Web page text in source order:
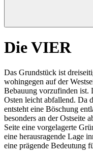
Die VIER
Das Grundstück ist
wohingegen auf der
Bebauung vorzufinden ist.
Osten leicht abfallend. Da
entsteht eine Böschung
besonders an der Ostseite
Seite eine vorgelagerte
eine herausragende Lage
eine prägende Bedeutung